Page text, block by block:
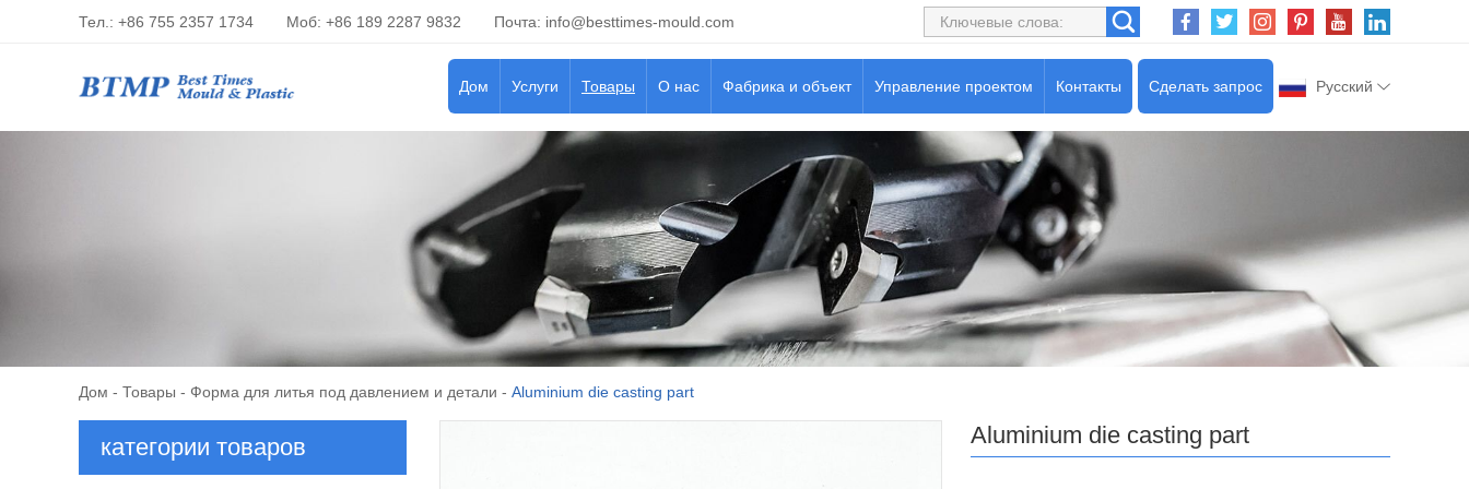
Тел.: +86 755 2357 1734 Моб: +86 189 2287 9832 Почта: info@besttimes-mould.com
Русский
Сделать запрос
Дом Услуги Товары О нас Фабрика и объект Управление проектом Контакты
Дом - Товары - Форма для литья под давлением и детали - Aluminium die casting part
Aluminium die casting part
категории товаров